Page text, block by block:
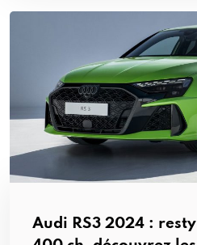
Audi RS3 2024 :